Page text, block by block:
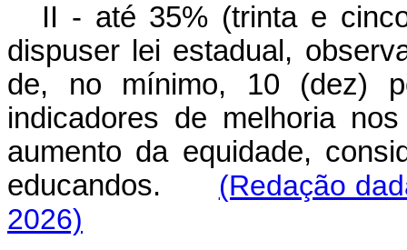
II - até 35% (trinta e
dispuser lei estadual,
de, no mínimo, 10 (dez)
indicadores de melhoria
aumento da equidade,
educandos. (Redação
2026)